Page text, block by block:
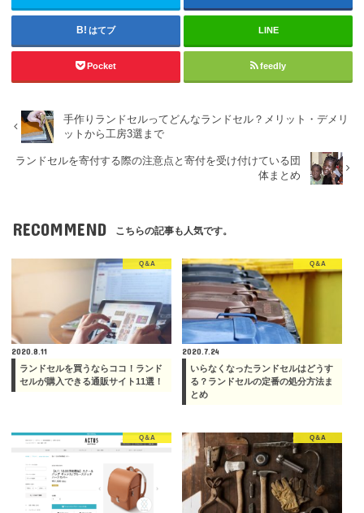
はてブ LINE
Pocket feedly
手作りランドセルってどんなランドセル？メリット・デメリ
ットから工房3選まで
ランドセルを寄付する際の注意点と寄付を受け付けている団
体まとめ
RECOMMEND こちらの記事も人気です。
Q＆A
2020.8.11
ランドセルを買うならココ！ランド
セルが購入できる通販サイト11選！
Q＆A
2020.7.24
いらなくなったランドセルはどうす
る？ランドセルの定番の処分方法ま
とめ
Q＆A Q＆A